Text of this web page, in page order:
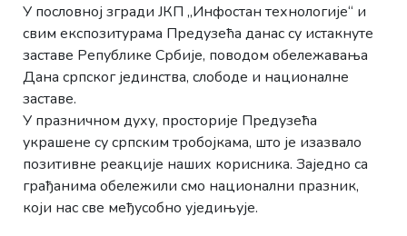
У пословној згради ЈКП „Инфостан технологије“ и
свим експозитурама Предузећа данас су истакнуте
заставе Републике Србије, поводом обележавања
Дана српског јединства, слободе и националне
заставе.
У празничном духу, просторије Предузећа
украшене су српским тробојкама, што је изазвало
позитивне реакције наших корисника. Заједно са
грађанима обележили смо национални празник,
који нас све међусобно уједињује.